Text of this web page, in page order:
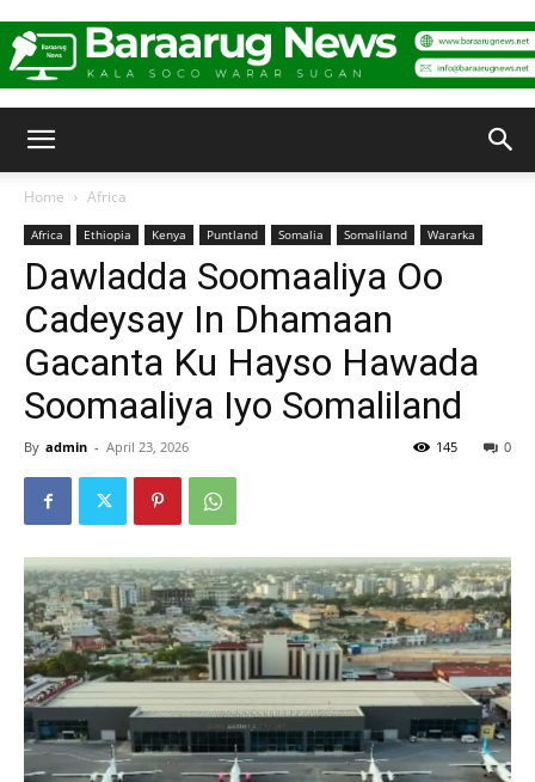
News
Home Africa
Africa Ethiopia Kenya Puntland Somalia Somaliland Wararka
Dawladda Soomaaliya Oo
Cadeysay In Dhamaan
Gacanta Ku Hayso Hawada
Soomaaliya Iyo Somaliland
By admin - April 23, 2026 0
145